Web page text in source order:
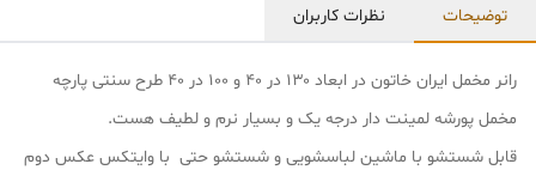
توضیحات نظرات کاربران
رانر مخمل ایران خاتون در ابعاد ۱۳۰ در ۴۰ و ۱۰۰ در ۴۰ طرح سنتی پارچه
مخمل پورشه لمینت دار درجه یک و بسیار نرم و لطیف هست.
قابل شستشو با ماشین لباسشویی و شستشو حتی با وایتکس عکس دوم